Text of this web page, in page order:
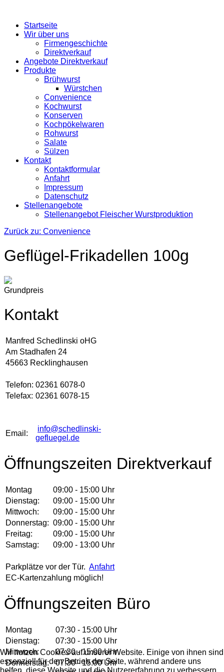
Startseite
Wir über uns
Firmengeschichte
Direktverkauf
Angebote Direktverkauf
Produkte
Brühwurst
Würstchen
Convenience
Kochwurst
Konserven
Kochpökelwaren
Rohwurst
Salate
Sülzen
Kontakt
Kontaktformular
Anfahrt
Impressum
Datenschutz
Stellenangebote
Stellenangebot Fleischer Wurstproduktion
Zurück zu: Convenience
Geflügel-Frikadellen 100g
Grundpreis
Kontakt
Manfred Schedlinski oHG
Am Stadhafen 24
45663 Recklinghausen
Telefon: 02361 6078-0
Telefax: 02361 6078-15
Email:
info@schedlinski-
gefluegel.de
Öffnungszeiten Direktverkauf
Montag
09:00 - 15:00 Uhr
Dienstag:
09:00 - 15:00 Uhr
Mittwoch:
09:00 - 15:00 Uhr
Donnerstag: 09:00 - 15:00 Uhr
Freitag:
09:00 - 15:00 Uhr
Samstag:
09:00 - 13:00 Uhr
Parkplätze vor der Tür. Anfahrt
EC-Kartenzahlung möglich!
Öffnungszeiten Büro
Montag
07:30 - 15:00 Uhr
Dienstag:
07:30 - 15:00 Uhr
Mittwoch:
07:30 - 15:00 Uhr
Donnerstag: 07:30 - 15:00 Uhr
Wir nutzen Cookies auf unserer Website. Einige von ihnen sind
essenziell für den Betrieb der Seite, während andere uns
helfen, diese Website und die Nutzererfahrung zu verbessern